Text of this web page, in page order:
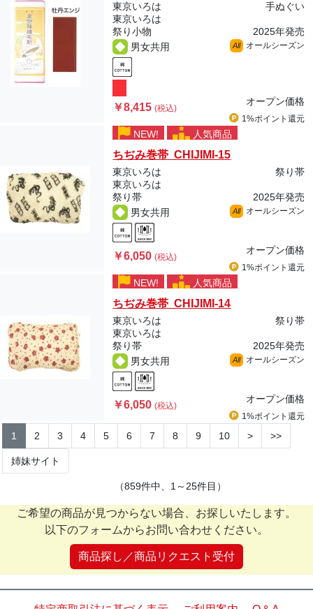
東京いろは
手ぬぐい
東京いろは
祭り小物
2025年発売
男女共用
All オールシーズン
￥8,415(税込)
オープン価格
1%ポイント 還元
NEW! 人気商品
ちぢみ巻帯 CHIJIMI-15
東京いろは
祭り帯
東京いろは
祭り帯
2025年発売
男女共用
All オールシーズン
￥6,050(税込)
オープン価格
1%ポイント 還元
NEW! 人気商品
ちぢみ巻帯 CHIJIMI-14
東京いろは
祭り帯
東京いろは
祭り帯
2025年発売
男女共用
All オールシーズン
￥6,050(税込)
オープン価格
1%ポイント 還元
1 2 3 4 5 6 7 8 9 10 > >>
姉妹サイト
（859件中、1～25件目）
ご希望の商品が見つからない場合、お探しいたします。
以下のフォームからお問い合わせください。
商品探し／商品リクエスト受付